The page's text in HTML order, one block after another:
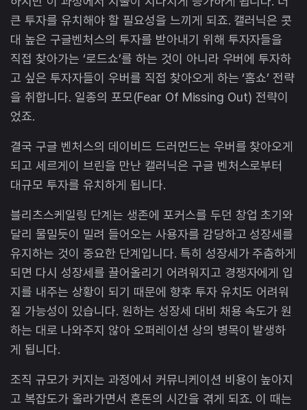
큰 투자를 유치해야 할 필요성을 느끼게 되죠. 캘러닉은 콧
대 높은 구글벤처스의 투자를 받아내기 위해 투자자들을
직접 찾아가는 ‘로드쇼’를 하는 것이 아니라 우버에 투자하
고 싶은 투자자들이 우버를 직접 찾아오게 하는 ‘홈쇼’ 전략
을 취합니다. 일종의 포모(Fear Of Missing Out) 전략이
었죠.
결국 구글 벤처스의 데이비드 드러먼드는 우버를 찾아오게
되고 세르게이 브린을 만난 캘러닉은 구글 벤처스로부터
대규모 투자를 유치하게 됩니다.
블리츠스케일링 단계는 생존에 포커스를 두던 창업 초기와
달리 물밀듯이 밀려 들어오는 사용자를 감당하고 성장세를
유지하는 것이 중요한 단계입니다. 특히 성장세가 주춤하게
되면 다시 성장세를 끌어올리기 어려워지고 경쟁자에게 입
지를 내주는 상황이 되기 때문에 향후 투자 유치도 어려워
질 가능성이 있습니다. 원하는 성장세 대비 채용 속도가 원
하는 대로 나와주지 않아 오퍼레이션 상의 병목이 발생하
게 됩니다.
조직 규모가 커지는 과정에서 커뮤니케이션 비용이 높아지
고 복잡도가 올라가면서 혼돈의 시간을 겪게 되죠. 이 때는